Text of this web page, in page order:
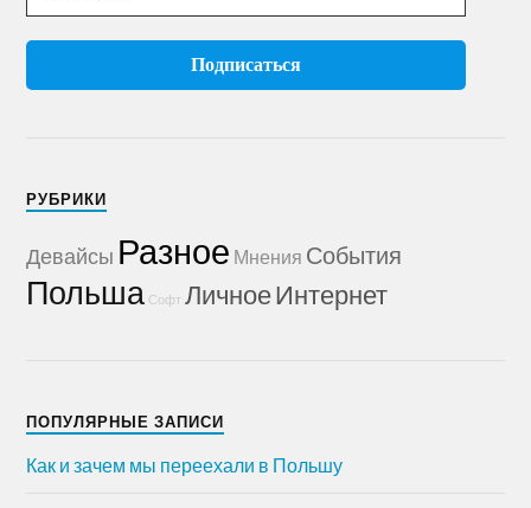
РУБРИКИ
Девайсы Разное Мнения События
Польша Софт ЛичноеИнтернет
ПОПУЛЯРНЫЕ ЗАПИСИ
Как и зачем мы переехали в Польшу